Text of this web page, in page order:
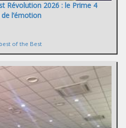
Révolution 2026 : le Prime 4
l’émotion
of the Best